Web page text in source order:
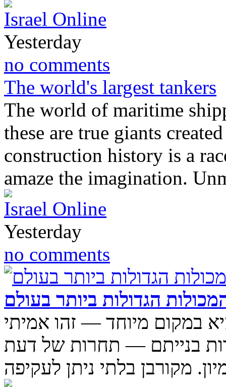
Israel Online
Yesterday
no comments
The world's largest tankers
The world of maritime
these are true giants
construction history is a
amaze the imagination.
Israel Online
Yesterday
no comments
הגדולות ביותר בעולם
במקום מיוחד — זהו אמיתי
בנייתם — תחרות של דעת